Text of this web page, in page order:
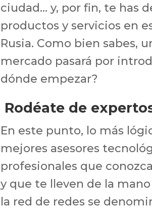
ciudad… y, por fin, te has
productos y servicios en
Rusia. Como bien sabes,
mercado pasará por
dónde empezar?
Rodéate de
En este punto, lo más
mejores asesores
profesionales que
y que te lleven de la
la red de redes se